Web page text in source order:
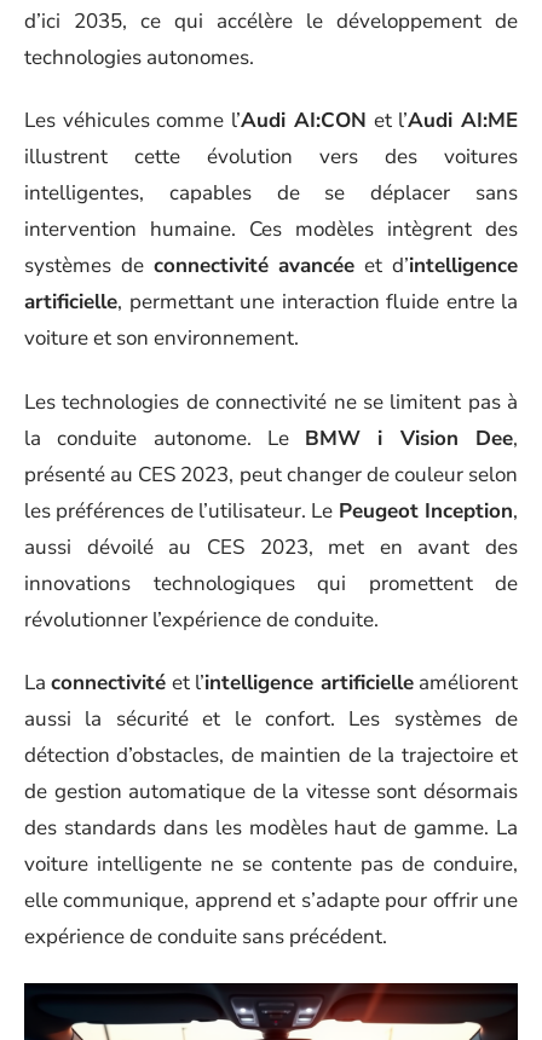
d’ici 2035, ce qui accélère le développement de
technologies autonomes.
Les véhicules comme l’Audi AI:CON et l’Audi AI:ME
illustrent cette évolution vers des voitures
intelligentes, capables de se déplacer sans
intervention humaine. Ces modèles intègrent des
systèmes de connectivité avancée et d’intelligence
artificielle, permettant une interaction fluide entre la
voiture et son environnement.
Les technologies de connectivité ne se limitent pas à
la conduite autonome. Le BMW i Vision Dee,
présenté au CES 2023, peut changer de couleur selon
les préférences de l’utilisateur. Le Peugeot Inception,
aussi dévoilé au CES 2023, met en avant des
innovations technologiques qui promettent de
révolutionner l’expérience de conduite.
Laconnectivité et l’intelligence artificielleaméliorent
aussi la sécurité et le confort. Les systèmes de
détection d’obstacles, de maintien de la trajectoire et
de gestion automatique de la vitesse sont désormais
des standards dans les modèles haut de gamme. La
voiture intelligente ne se contente pas de conduire,
elle communique, apprend et s’adapte pour offrir une
expérience de conduite sans précédent.